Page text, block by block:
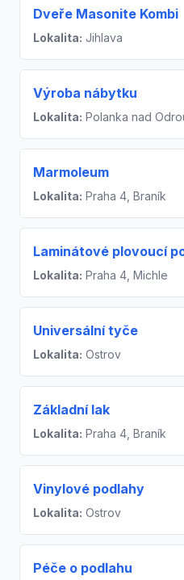
Dveře Masonite Kombi
Lokalita: Jihlava
Výroba nábytku
Lokalita: Polanka nad
Marmoleum
Lokalita: Praha 4, Braník
Laminátové plovoucí
Lokalita: Praha 4, Michle
Universální tyče
Lokalita: Ostrov
Základní lak
Lokalita: Praha 4, Braník
Vinylové podlahy
Lokalita: Ostrov
Péče o podlahu